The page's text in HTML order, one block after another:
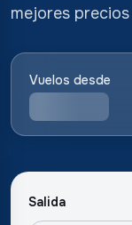
mejores
Vuelos desde
Salida